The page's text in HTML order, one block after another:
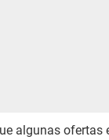
algunas